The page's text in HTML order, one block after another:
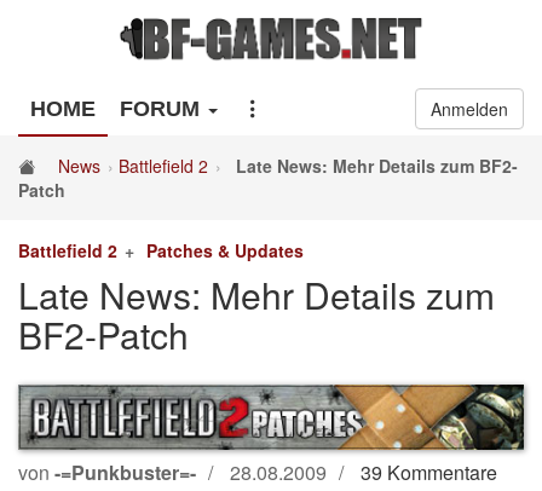
HOME FORUM Anmelden
News Battlefield 2
Late News: Mehr Details zum BF2-
Patch
Battlefield 2 Patches & Updates
Late News: Mehr Details zum
BF2-Patch
von -=Punkbuster=- 28.08.2009 39 Kommentare